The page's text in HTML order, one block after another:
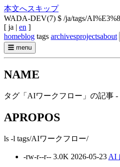
本文へスキップ
WADA-DEV(7) $ /ja/tags/
[ ja | en ]
homeblog tags archivesprojectsabout
☰ menu
NAME
タグ「AIワークフロー」の記事 -
APROPOS
ls -l tags/AIワークフロー/
-rw-r--r-- 3.0K 2026-05-23 AI